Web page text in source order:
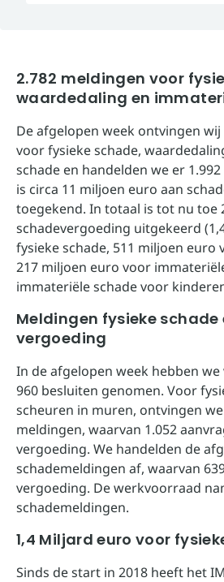
2.782 meldingen voor
waardedaling en
De afgelopen week ontvingen
voor fysieke schade,
schade en handelden we er
is circa 11 miljoen euro aan
toegekend. In totaal is tot nu toe
schadevergoeding uitgekeerd
fysieke schade, 511 miljoen euro
217 miljoen euro voor
immateriële schade voor
Meldingen fysieke schade
vergoeding
In de afgelopen week hebben
960 besluiten genomen. Voor
scheuren in muren, ontvingen
meldingen, waarvan 1.052
vergoeding. We handelden de
schademeldingen af, waarvan
vergoeding. De werkvoorraad
schademeldingen.
1,4 Miljard euro voor
Sinds de start in 2018 heeft het